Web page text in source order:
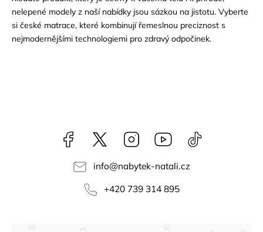
nelepené modely z naší nabídky jsou sázkou na jistotu. Vyberte
si české matrace, které kombinují řemeslnou preciznost s
nejmodernějšími technologiemi pro zdravý odpočinek.
Facebook NataliNabytek
Instagram YouTube
info@nabytek-natali.cz
+420 739 314 895